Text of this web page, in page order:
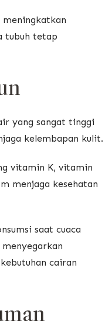
tubuh tetap
yang sangat tinggi
kelembapan kulit.
vitamin K, vitamin
menjaga kesehatan
saat cuaca
cairan